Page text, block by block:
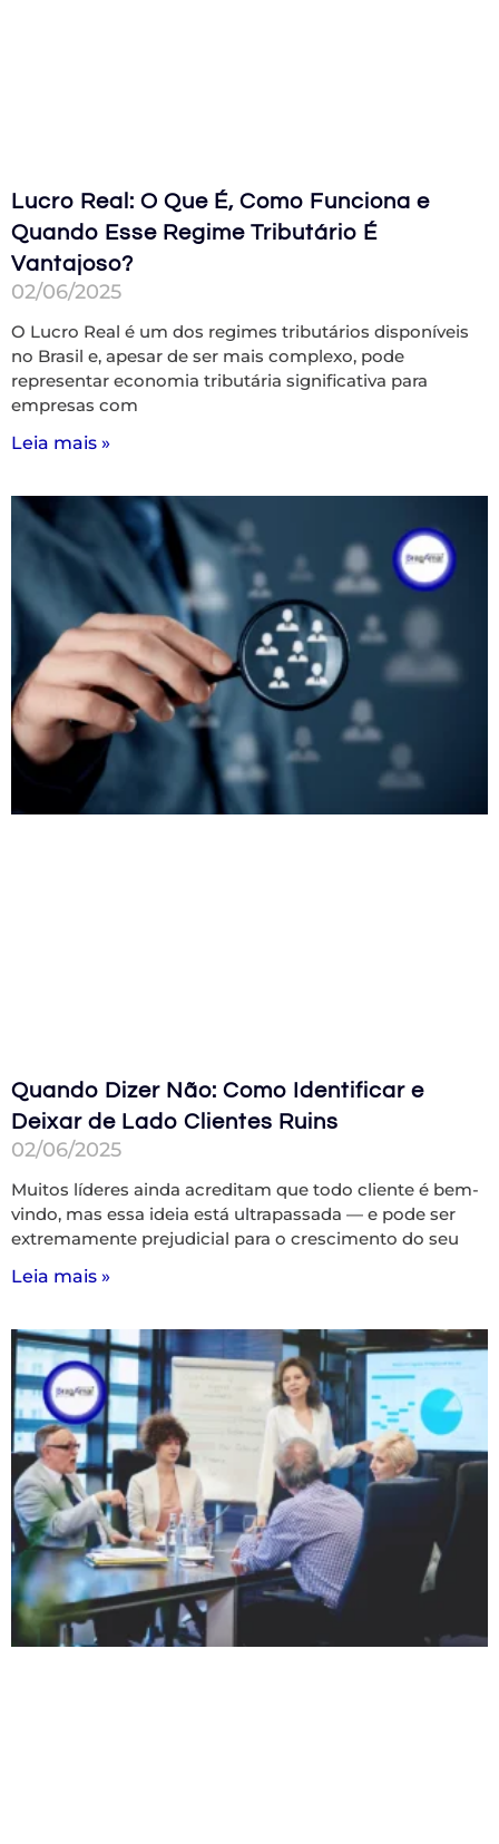
Lucro Real: O Que É, Como Funciona e
Quando Esse Regime Tributário É
Vantajoso?
02/06/2025
O Lucro Real é um dos regimes tributários disponíveis
no Brasil e, apesar de ser mais complexo, pode
representar economia tributária significativa para
empresas com
Leia mais »
Quando Dizer Não: Como Identificar e
Deixar de Lado Clientes Ruins
02/06/2025
Muitos líderes ainda acreditam que todo cliente é bem-
vindo, mas essa ideia está ultrapassada — e pode ser
extremamente prejudicial para o crescimento do seu
Leia mais »